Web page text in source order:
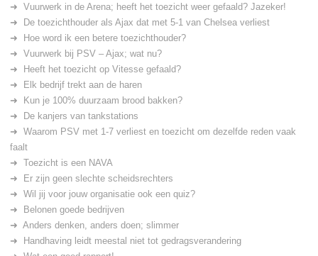
Vuurwerk in de Arena; heeft het toezicht weer gefaald? Jazeker!
De toezichthouder als Ajax dat met 5-1 van Chelsea verliest
Hoe word ik een betere toezichthouder?
Vuurwerk bij PSV – Ajax; wat nu?
Heeft het toezicht op Vitesse gefaald?
Elk bedrijf trekt aan de haren
Kun je 100% duurzaam brood bakken?
De kanjers van tankstations
Waarom PSV met 1-7 verliest en toezicht om dezelfde reden vaak
faalt
Toezicht is een NAVA
Er zijn geen slechte scheidsrechters
Wil jij voor jouw organisatie ook een quiz?
Belonen goede bedrijven
Anders denken, anders doen; slimmer
Handhaving leidt meestal niet tot gedragsverandering